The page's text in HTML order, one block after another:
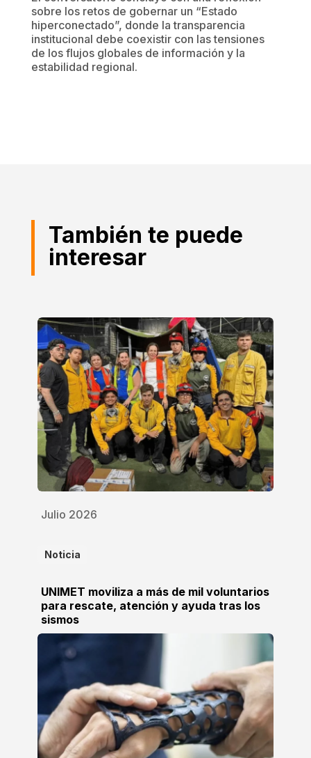
sobre los retos de gobernar un “Estado
hiperconectado”, donde la transparencia
institucional debe coexistir con las tensiones
de los flujos globales de información y la
estabilidad regional.
También te puede
interesar
Julio 2026
Noticia
UNIMET moviliza a más de mil voluntarios
para rescate, atención y ayuda tras los
sismos